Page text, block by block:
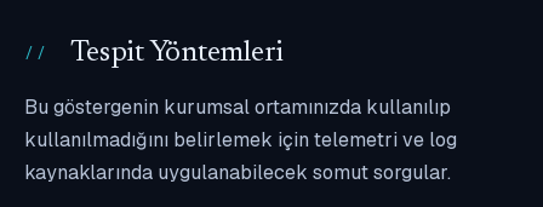
Tespit Yöntemleri
Bu göstergenin kurumsal ortamınızda kullanılıp
kullanılmadığını belirlemek için telemetri ve log
kaynaklarında uygulanabilecek somut sorgular.